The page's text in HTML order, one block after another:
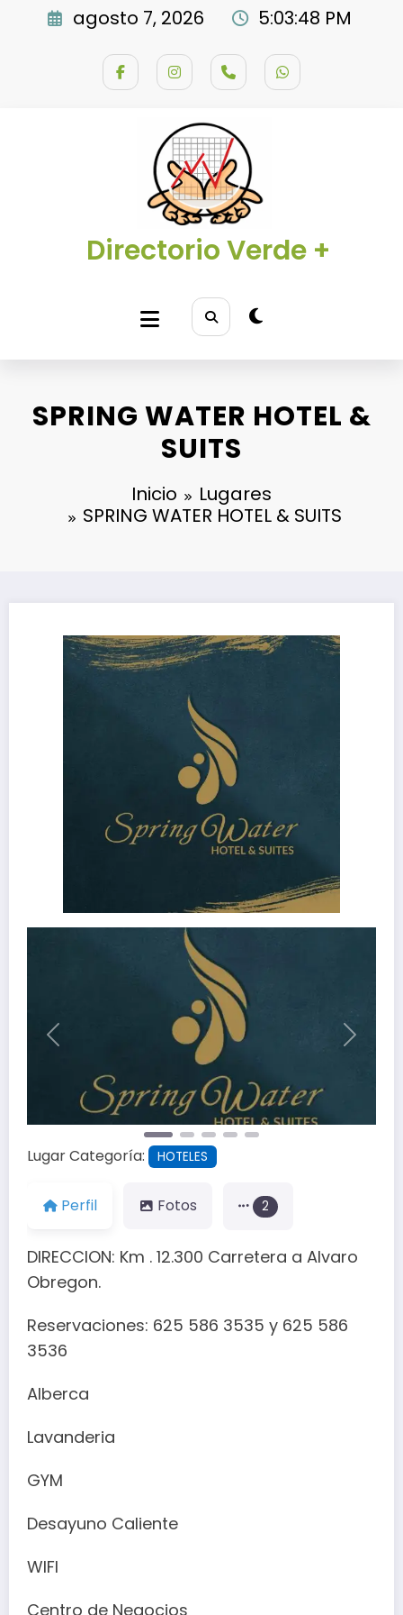
agosto 7, 2026 5:03:49 PM
Directorio Verde +
SPRING WATER HOTEL &
SUITS
Inicio
Lugares
SPRING WATER HOTEL & SUITS
Anterior
Lugar Categoría: HOTELES
Perfil Fotos 2
DIRECCION: Km . 12.300 Carretera a Alvaro
Obregon.
Reservaciones: 625 586 3535 y 625 586
3536
Alberca
Lavanderia
GYM
Desayuno Caliente
WIFI
Centro de Negocios